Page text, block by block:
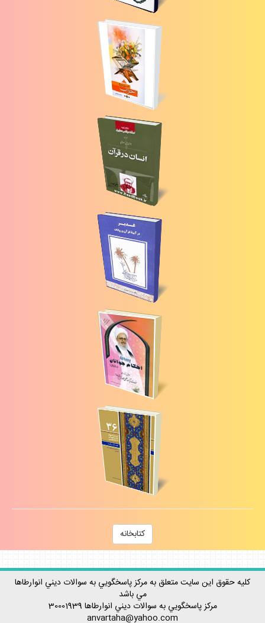
كتابخانه
كليه حقوق اين سايت متعلق به مركز پاسخگويي به سوالات ديني انوارطاها
مي باشد
مركز پاسخگويي به سوالات ديني انوارطاها 30001939
anvartaha@yahoo.com